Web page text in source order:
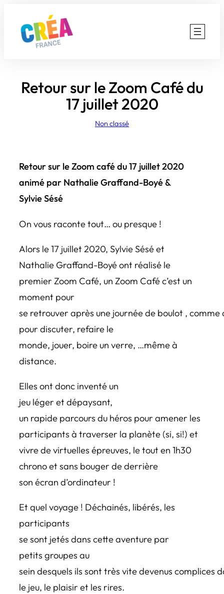
contenu
Retour sur le Zoom Café du
17 juillet 2020
Non classé
Retour sur le Zoom café du 17 juillet 2020
animé par Nathalie Graffand-Boyé &
Sylvie Sésé
On vous raconte tout… ou presque !
Alors le 17 juillet 2020, Sylvie Sésé et
Nathalie Graffand-Boyé ont réalisé le
premier Zoom Café, un Zoom Café c’est un
moment pour
se retrouver après une journée de boulot , comme
pour discuter, refaire le
monde, jouer, boire un verre, …même à
distance.
Elles ont donc inventé un
jeu léger et dépaysant,
un rapide parcours du héros pour amener les
participants à traverser la planète (si, si!) et
vivre de virtuelles épreuves, le tout en 1h30
chrono et sans bouger de derrière
son écran d’ordinateur !
Et quel voyage ! Déchainés, libérés, les
participants
se sont jetés dans cette aventure par
petits groupes au
sein desquels ils sont très vite devenus complices
le jeu, le plaisir et les rires.